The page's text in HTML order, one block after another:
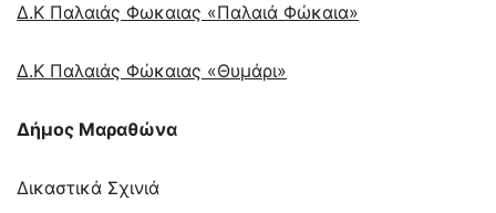
Δ.Κ Παλαιάς Φωκαιας «Παλαιά Φώκαια»
Δ.Κ Παλαιάς Φώκαιας «Θυμάρι»
Δήμος Μαραθώνα
Δικαστικά Σχινιά